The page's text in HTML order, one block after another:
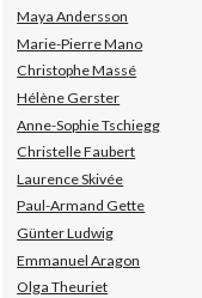
Maya Andersson
Marie-Pierre Mano
Christophe Massé
Hélène Gerster
Anne-Sophie Tschiegg
Christelle Faubert
Laurence Skivée
Paul-Armand Gette
Günter Ludwig
Emmanuel Aragon
Olga Theuriet